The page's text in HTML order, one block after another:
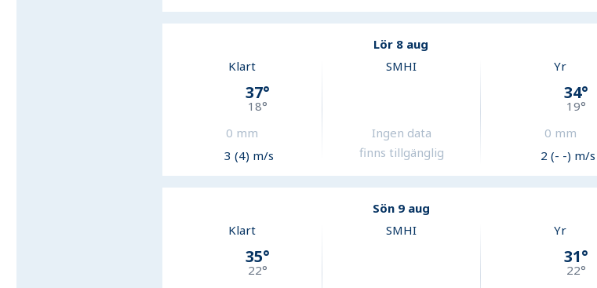
Lör 8 aug
Klart
37°
18°
0 mm
3 (4) m/s
SMHI
Ingen data
finns tillgänglig
Yr
34°
19°
0 mm
2 (- -) m/s
Sön 9 aug
Klart
35°
22°
SMHI Yr
31°
22°